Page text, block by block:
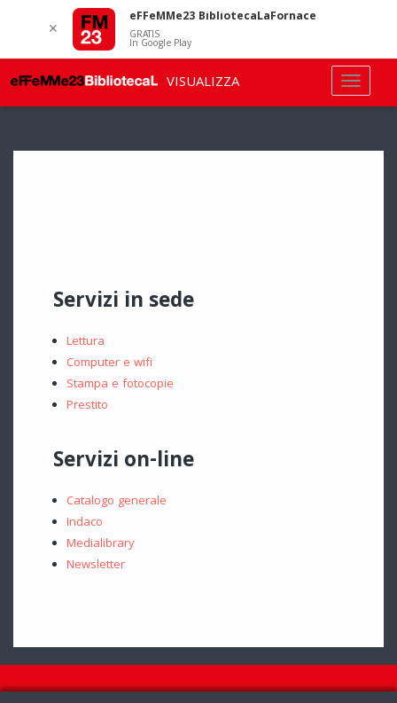
Servizi in sede
Lettura
Computer e wifi
Stampa e fotocopie
Prestito
Servizi on-line
Catalogo generale
Indaco
Medialibrary
Newsletter
✕
eFFeMMe23 BibliotecaLaFornace
GRATIS
In Google Play
VISUALIZZA